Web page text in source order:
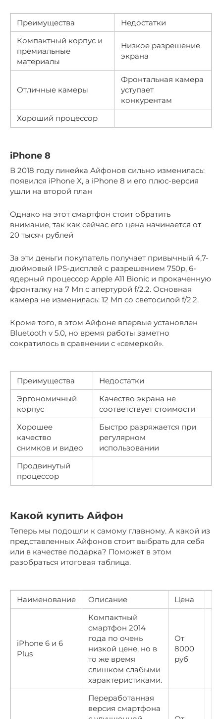
Преимущества
Недостатки
Компактный корпус и
премиальные
материалы
Низкое разрешение
экрана
Отличные камеры
Фронтальная камера
уступает
конкурентам
Хороший процессор
iPhone 8
В 2018 году линейка Айфонов сильно изменилась:
появился iPhone X, а iPhone 8 и его плюс-версия
ушли на второй план
Однако на этот смартфон стоит обратить
внимание, так как сейчас его цена начинается от
20 тысяч рублей
За эти деньги покупатель получает привычный 4,7-
дюймовый IPS-дисплей с разрешением 750p, 6-
ядерный процессор Apple A11 Bionic и прокаченную
фронталку на 7 Мп с апертурой f/2.2. Основная
камера не изменилась: 12 Мп со светосилой f/2.2.
Кроме того, в этом Айфоне впервые установлен
Bluetooth v 5.0, но время работы заметно
сократилось в сравнении с «семеркой».
Преимущества
Недостатки
Эргономичный
корпус
Качество экрана не
соответствует стоимости
Хорошее
качество
снимков и видео
Быстро разряжается при
регулярном
использовании
Продвинутый
процессор
Какой купить Айфон
Теперь мы подошли к самому главному. А какой из
представленных Айфонов стоит выбрать для себя
или в качестве подарка? Поможет в этом
разобраться итоговая таблица.
Наименование Описание Цена
iPhone 6 и 6
Plus
Компактный
смартфон 2014
года по очень
низкой цене, но в
то же время
слишком слабыми
характеристиками.
От
8000
руб
Переработанная
версия смартфона